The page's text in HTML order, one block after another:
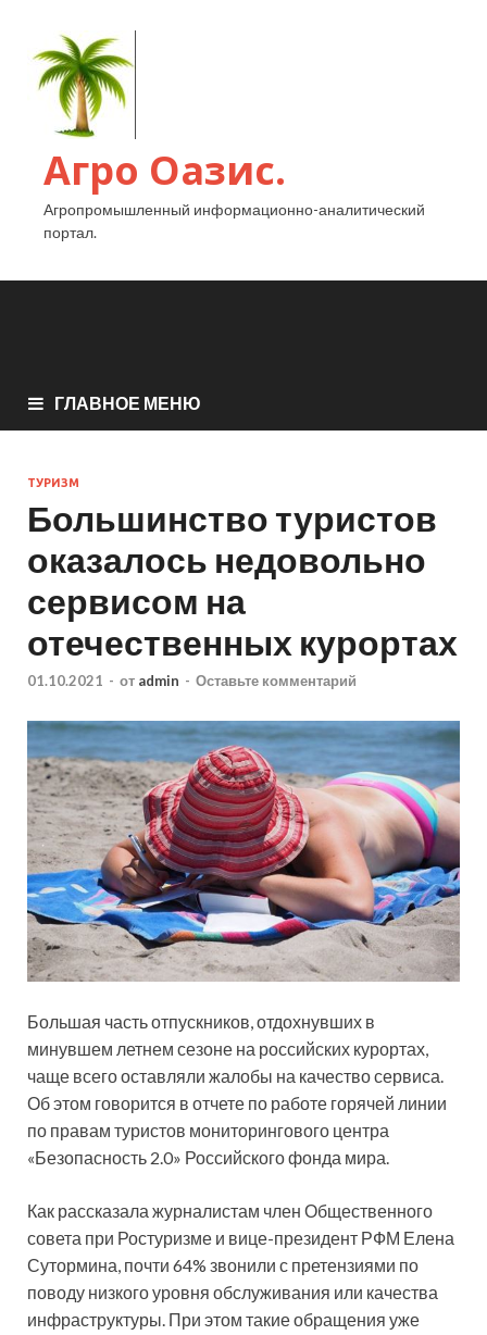
Агро Оазис.
Агропромышленный информационно-аналитический
портал.
ГЛАВНОЕ МЕНЮ
ТУРИЗМ
Большинство туристов
оказалось недовольно
сервисом на
отечественных курортах
01.10.2021 - от admin - Оставьте комментарий
Большая часть отпускников, отдохнувших в
минувшем летнем сезоне на российских курортах,
чаще всего оставляли жалобы на качество сервиса.
Об этом говорится в отчете по работе горячей линии
по правам туристов мониторингового центра
«Безопасность 2.0» Российского фонда мира.
Как рассказала журналистам член Общественного
совета при Ростуризме и вице-президент РФМ Елена
Сутормина, почти 64% звонили с претензиями по
поводу низкого уровня обслуживания или качества
инфраструктуры. При этом такие обращения уже